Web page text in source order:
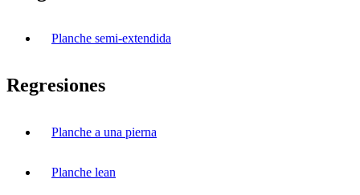
Planche semi-extendida
Regresiones
Planche a una pierna
Planche lean